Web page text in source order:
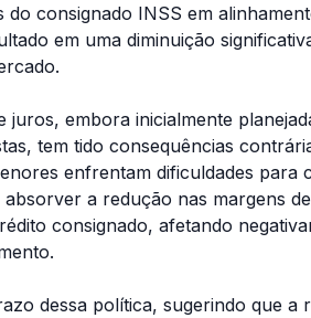
consignado INSS em
em uma diminuição
juros, embora inicialmente
tem tido consequências
enfrentam dificuldades para
a redução nas margens
consignado, afetando
dessa política, sugerindo que a